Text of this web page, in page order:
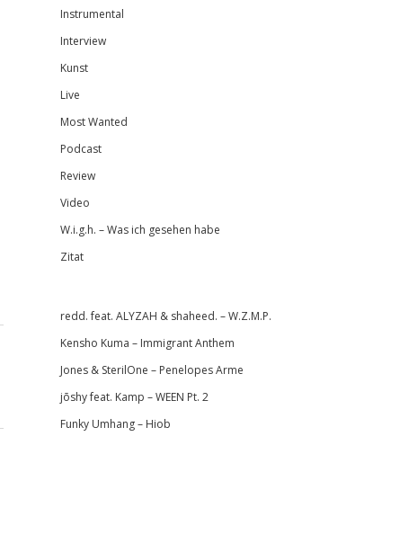
Instrumental
Interview
Kunst
Live
Most Wanted
Podcast
Review
Video
W.i.g.h. – Was ich gesehen habe
Zitat
redd. feat. ALYZAH & shaheed. – W.Z.M.P.
Kensho Kuma – Immigrant Anthem
Jones & SterilOne – Penelopes Arme
jōshy feat. Kamp – WEEN Pt. 2
Funky Umhang – Hiob